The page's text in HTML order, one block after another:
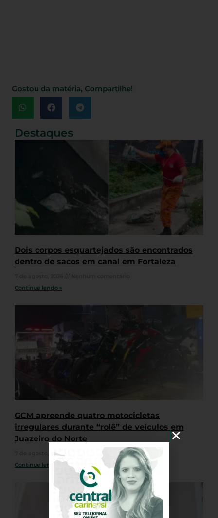
Gostou da matéria, Compartilhe!
Destaques
Dois corpos esquartejados são encontrados
dentro de sacos em canal em Fortaleza
Continue lendo »
GCM apreende quatro motocicletas
irregulares durante “rolê” de veículos em
Juazeiro do Norte
7 de agosto, 2026
Nenhum comentário
Continue lendo »